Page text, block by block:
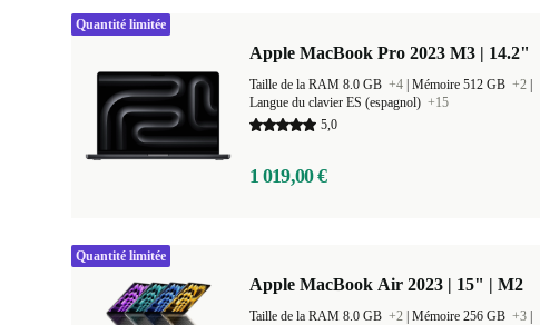
Apple MacBook Pro 2023 M3 | 14.2"
Taille de la RAM 8.0 GB +4 Mémoire 512 GB +2
Langue du clavier ES (espagnol) +15
5,0
1 019,00 €
Quantité limitée
Apple MacBook Air 2023 | 15" | M2
Taille de la RAM 8.0 GB +2 Mémoire 256 GB +3
Quantité limitée